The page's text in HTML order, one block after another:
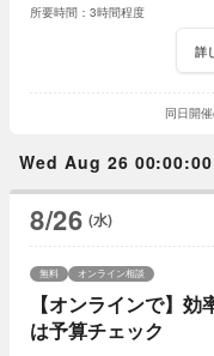
3時間程度
詳
同日開
Wed Aug 26 00:00:00
8/26 (水)
【オンラインで】
は予算チェック
無料 オンライン相談